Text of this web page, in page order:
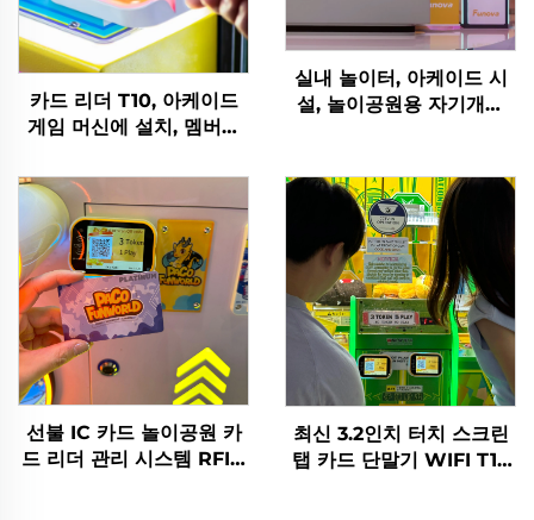
카드 리더 T10, 아케이드
게임 머신에 설치, 멤버십
잔액 크레딧 활성화 또는
인출
실내 놀이터, 아케이드 시
설, 놀이공원용 자기개발
선불 IC 카드 놀이공원 카
드 리더 관리 시스템 RFID
최신 3.2인치 터치 스크린
탭 카드 단말기 WIFI T10